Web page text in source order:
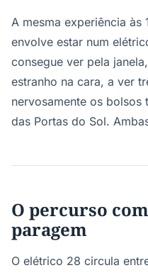
A mesma experiência às
envolve estar num
consegue ver pela
estranho na cara, a ver
nervosamente os bolsos
das Portas do Sol.
O percurso
paragem
O elétrico 28 circula